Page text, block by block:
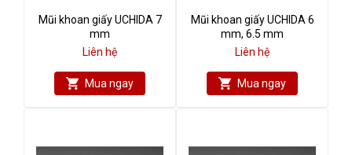
Mũi khoan giấy UCHIDA 7
mm
Liên hệ
Mua ngay
Mũi khoan giấy UCHIDA 6
mm, 6.5 mm
Liên hệ
Mua ngay